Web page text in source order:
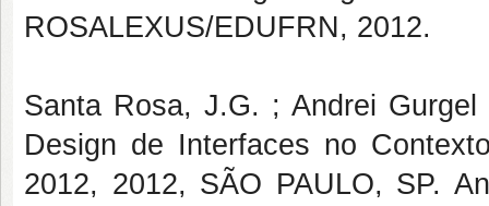
ROSALEXUS/EDUFRN, 2012.
Santa Rosa, J.G. ; Andrei
Design de Interfaces no
2012, 2012, SÃO PAULO, SP.